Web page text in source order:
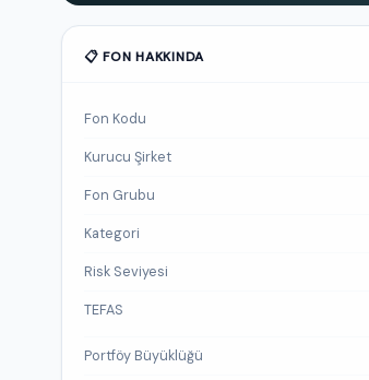
📋 FON HAKKINDA
Fon Kodu
Kurucu Şirket
Fon Grubu
Kategori
Risk Seviyesi
TEFAS
Portföy Büyüklüğü